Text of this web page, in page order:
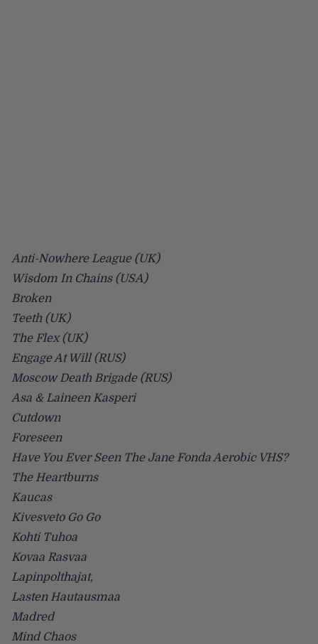
Anti-Nowhere League (UK)
Wisdom In Chains (USA)
Broken
Teeth (UK)
The Flex (UK)
Engage At Will (RUS)
Moscow Death Brigade (RUS)
Asa & Laineen Kasperi
Cutdown
Foreseen
Have You Ever Seen The Jane Fonda Aerobic VHS?
The Heartburns
Kaucas
Kivesveto Go Go
Kohti Tuhoa
Kovaa Rasvaa
Lapinpolthajat,
Lasten Hautausmaa
Madred
Mind Chaos